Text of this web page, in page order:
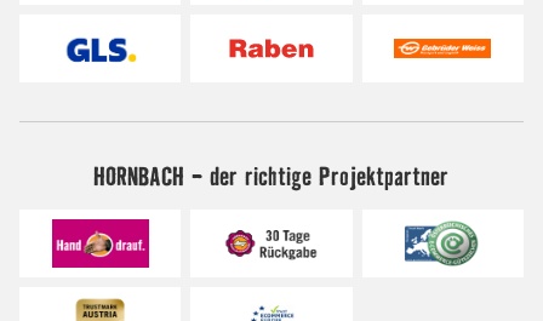
HORNBACH - der richtige Projektpartner